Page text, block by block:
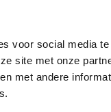
voor social media
site met onze
met andere